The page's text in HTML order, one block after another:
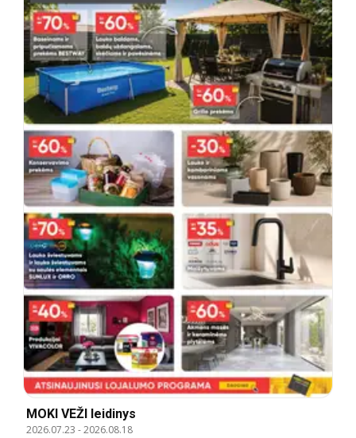
MOKI VEŽI leidinys
2026.07.23 -2026.08.18